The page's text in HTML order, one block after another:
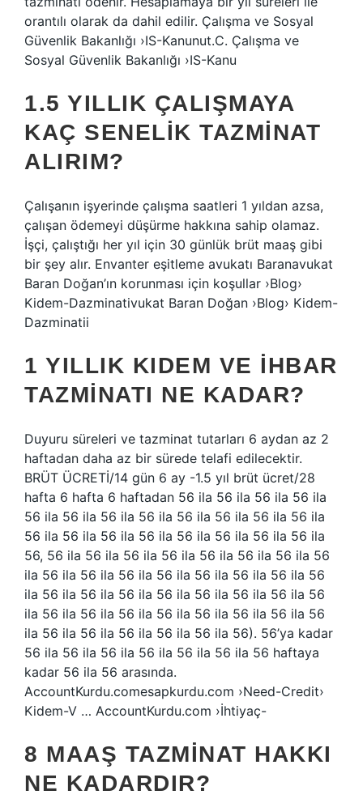
orantılı olarak da dahil edilir. Çalışma ve Sosyal
Güvenlik Bakanlığı ›IS-Kanunut.C. Çalışma ve
Sosyal Güvenlik Bakanlığı ›IS-Kanu
1.5 YILLIK ÇALIŞMAYA
KAÇ SENELIK TAZMINAT
ALIRIM?
Çalışanın işyerinde çalışma saatleri 1 yıldan azsa,
çalışan ödemeyi düşürme hakkına sahip olamaz.
İşçi, çalıştığı her yıl için 30 günlük brüt maaş gibi
bir şey alır. Envanter eşitleme avukatı Baranavukat
Baran Doğan’ın korunması için koşullar ›Blog›
Kidem-Dazminativukat Baran Doğan ›Blog› Kidem-
Dazminatii
1 YILLIK KIDEM VE IHBAR
TAZMINATI NE KADAR?
Duyuru süreleri ve tazminat tutarları 6 aydan az 2
haftadan daha az bir sürede telafi edilecektir.
BRÜT ÜCRETİ/14 gün 6 ay -1.5 yıl brüt ücret/28
hafta 6 hafta 6 haftadan 56 ila 56 ila 56 ila 56 ila
56 ila 56 ila 56 ila 56 ila 56 ila 56 ila 56 ila 56 ila
56 ila 56 ila 56 ila 56 ila 56 ila 56 ila 56 ila 56 ila
56, 56 ila 56 ila 56 ila 56 ila 56 ila 56 ila 56 ila 56
ila 56 ila 56 ila 56 ila 56 ila 56 ila 56 ila 56 ila 56
ila 56 ila 56 ila 56 ila 56 ila 56 ila 56 ila 56 ila 56
ila 56 ila 56 ila 56 ila 56 ila 56 ila 56 ila 56 ila 56
ila 56 ila 56 ila 56 ila 56 ila 56 ila 56). 56’ya kadar
56 ila 56 ila 56 ila 56 ila 56 ila 56 ila 56 haftaya
kadar 56 ila 56 arasında.
AccountKurdu.comesapkurdu.com ›Need-Credit›
Kidem-V … AccountKurdu.com ›İhtiyaç-
8 MAAŞ TAZMINAT HAKKI
NE KADARDIR?